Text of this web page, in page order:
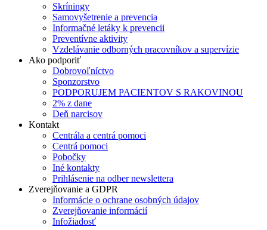
Skríningy
Samovyšetrenie a prevencia
Informačné letáky k prevencii
Preventívne aktivity
Vzdelávanie odborných pracovníkov a supervízie
Ako podporiť
Dobrovoľníctvo
Sponzorstvo
PODPORUJEM PACIENTOV S RAKOVINOU
2% z dane
Deň narcisov
Kontakt
Centrála a centrá pomoci
Centrá pomoci
Pobočky
Iné kontakty
Prihlásenie na odber newslettera
Zverejňovanie a GDPR
Informácie o ochrane osobných údajov
Zverejňovanie informácií
Infožiadosť